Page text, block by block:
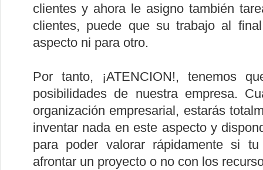
clientes y ahora le asigno también
clientes, puede que su trabajo al
aspecto ni para otro.
Por tanto, ¡ATENCION!, tenemos
posibilidades de nuestra empresa.
organización empresarial, estarás
inventar nada en este aspecto y
para poder valorar rápidamente si
afrontar un proyecto o no con los